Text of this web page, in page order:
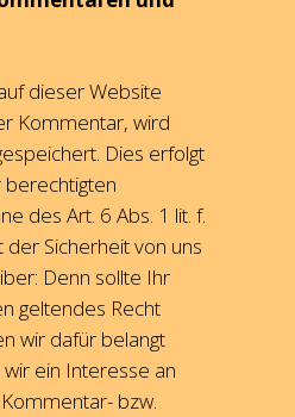
dieser Website
Kommentar, wird
Dies erfolgt
des Art. 6 Abs. 1 lit. f.
der Sicherheit von uns
Denn sollte Ihr
geltendes Recht
wir dafür belangt
ein Interesse an
bzw.